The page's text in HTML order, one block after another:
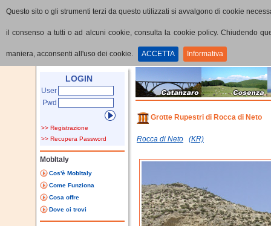
Questo sito o gli strumenti terzi da questo utilizzati si avvalgono di cookie
il consenso a tutti o ad alcuni cookie, consulta la cookie policy. Chiudendo
maniera, acconsenti all'uso dei cookie. ACCETTA Informativa
Dettaglio PoI
LOGIN
User
Pwd
>> Registrazione
>> Recupera Password
MobItaly
Cos'è MobItaly
Come Funziona
Cosa offre
Dove ci trovi
Grotte Rupestri di Rocca di Neto
Rocca di Neto (KR)